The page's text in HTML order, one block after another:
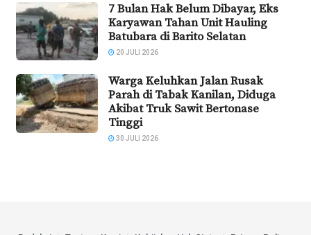
7 Bulan Hak Belum Dibayar, Eks
Karyawan Tahan Unit Hauling
Batubara di Barito Selatan
20 JULI 2026
Warga Keluhkan Jalan Rusak
Parah di Tabak Kanilan, Diduga
Akibat Truk Sawit Bertonase
Tinggi
30 JULI 2026